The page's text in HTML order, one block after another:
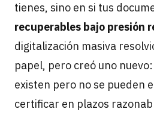
tienes, sino en si tus
recuperables bajo presión
digitalización masiva
papel, pero creó uno
existen pero no se pueden
certificar en plazos